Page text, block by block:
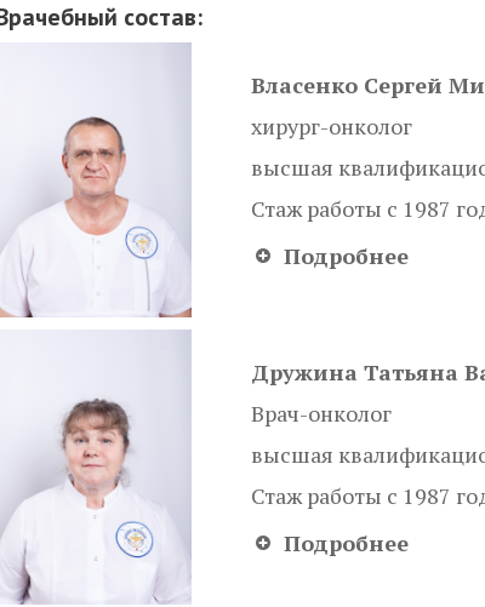
состав:
Власенко Сергей
хирург-онколог
высшая
Стаж работы с 1987
Подробнее
Дружина Татьяна
Врач-онколог
высшая
Стаж работы с 1987
Подробнее